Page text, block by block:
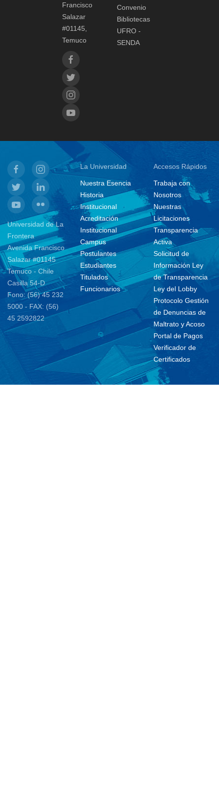
Francisco
Salazar
#01145,
Temuco
Convenio
Bibliotecas
UFRO -
SENDA
Universidad de La
Frontera
Avenida Francisco
Salazar #01145
Temuco - Chile
Casilla 54-D
Fono: (56) 45 232
5000 - FAX: (56)
45 2592822
La Universidad
Nuestra Esencia
Historia
Institucional
Acreditación
Institucional
Campus
Postulantes
Estudiantes
Titulados
Funcionarios
Accesos Rápidos
Trabaja con
Nosotros
Nuestras
Licitaciones
Transparencia
Activa
Solicitud de
Información Ley
de Transparencia
Ley del Lobby
Protocolo Gestión
de Denuncias de
Maltrato y Acoso
Portal de Pagos
Verificador de
Certificados